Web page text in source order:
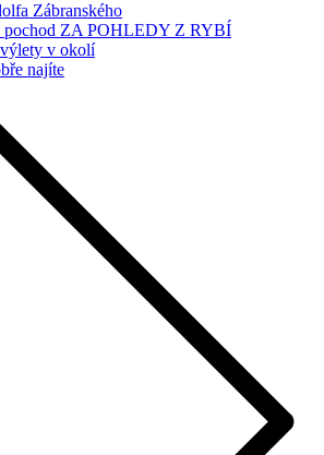
Zábranského
pochod ZA POHLEDY Z RYBÍ
v okolí
najíte